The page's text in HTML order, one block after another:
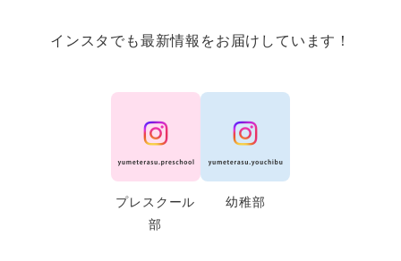
インスタでも最新情報をお届けしています！
プレスクール
部
幼稚部